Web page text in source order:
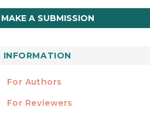
MAKE A SUBMISSION
INFORMATION
For Authors
For Reviewers